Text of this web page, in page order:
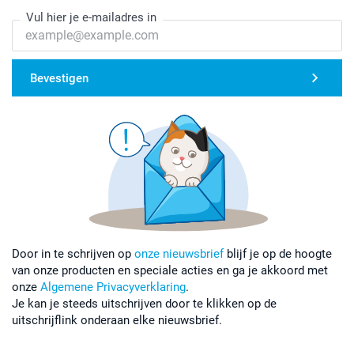
Vul hier je e-mailadres in
Bevestigen
Door in te schrijven op onze nieuwsbrief blijf je op de hoogte
van onze producten en speciale acties en ga je akkoord met
onze Algemene Privacyverklaring.
Je kan je steeds uitschrijven door te klikken op de
uitschrijflink onderaan elke nieuwsbrief.